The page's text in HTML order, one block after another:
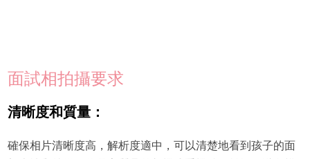
面試相拍攝要求
清晰度和質量：
確保相片清晰度高，解析度適中，可以清楚地看到孩子的面